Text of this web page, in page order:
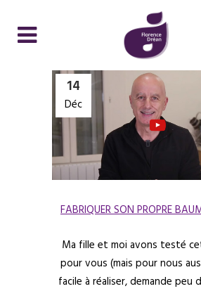
14
Déc
FABRIQUER SON PROPRE
Ma fille et moi avons testé
pour vous (mais pour nous
facile à réaliser, demande peu